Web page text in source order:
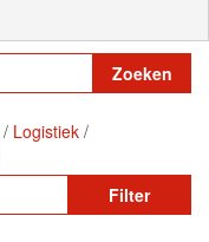
Zoeken
Logistiek
Filter